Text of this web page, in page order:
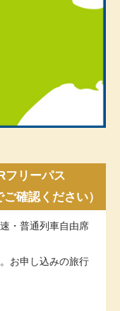
フリーパス
ご確認ください）
・普通列車自由席
お申し込みの旅行